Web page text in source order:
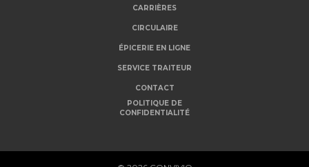
CARRIÈRES
CIRCULAIRE
ÉPICERIE EN LIGNE
SERVICE TRAITEUR
CONTACT
POLITIQUE DE
CONFIDENTIALITÉ